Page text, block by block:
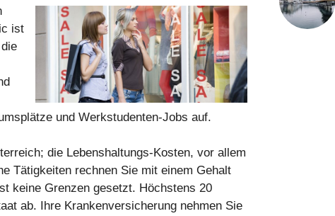
ist
und Werkstudenten-Jobs auf.
die Lebenshaltungs-Kosten, vor allem
Tätigkeiten rechnen Sie mit einem Gehalt
keine Grenzen gesetzt. Höchstens 20
ab. Ihre Krankenversicherung nehmen Sie